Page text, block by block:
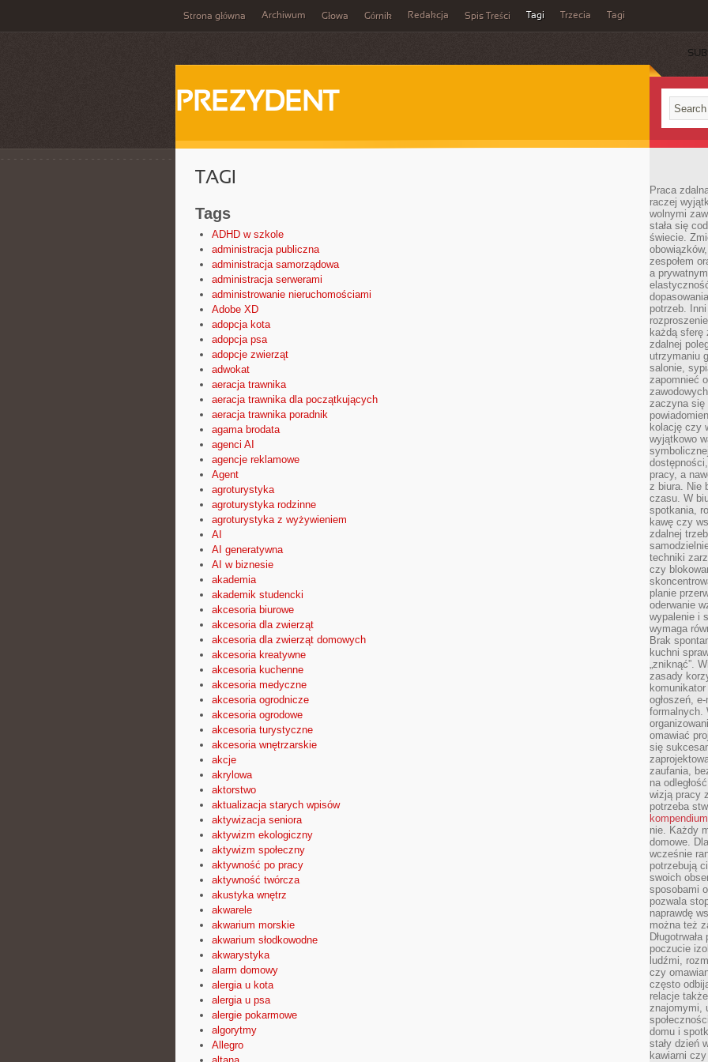
Strona główna Archiwum Głowa Górnik Redakcja Spis Treści Tagi Trzecia Tagi
PREZYDENT
TAGI
Tags
ADHD w szkole
administracja publiczna
administracja samorządowa
administracja serwerami
administrowanie nieruchomościami
Adobe XD
adopcja kota
adopcja psa
adopcje zwierząt
adwokat
aeracja trawnika
aeracja trawnika dla początkujących
aeracja trawnika poradnik
agama brodata
agenci AI
agencje reklamowe
Agent
agroturystyka
agroturystyka rodzinne
agroturystyka z wyżywieniem
AI
AI generatywna
AI w biznesie
akademia
akademik studencki
akcesoria biurowe
akcesoria dla zwierząt
akcesoria dla zwierząt domowych
akcesoria kreatywne
akcesoria kuchenne
akcesoria medyczne
akcesoria ogrodnicze
akcesoria ogrodowe
akcesoria turystyczne
akcesoria wnętrzarskie
akcje
akrylowa
aktorstwo
aktualizacja starych wpisów
aktywizacja seniora
aktywizm ekologiczny
aktywizm społeczny
aktywność po pracy
aktywność twórcza
akustyka wnętrz
akwarele
akwarium morskie
akwarium słodkowodne
akwarystyka
alarm domowy
alergia u kota
alergia u psa
alergie pokarmowe
algorytmy
Allegro
Praca
raczej
wolnymi
stała się
świecie.
zespołem
a
potrzeb.
każdą sferę
zdalnej
utrzymaniu
salonie,
zapomnieć
zaczyna się
kolację czy
wyjątkowo
pracy, a
z biura. Nie
czasu. W
spotkania,
kawę czy
zdalnej
techniki
czy
planie
oderwanie
wypalenie i
wymaga
Brak
kuchni
„zniknąć”.
zasady
ogłoszeń,
formalnych.
omawiać
się
zaufania,
na
wizją pracy
potrzeba
nie. Każdy
domowe.
wcześnie
potrzebują
swoich
sposobami
pozwala
naprawdę
można też
poczucie
ludźmi,
czy
często
relacje
znajomymi,
domu i
stały dzień
kawiarni